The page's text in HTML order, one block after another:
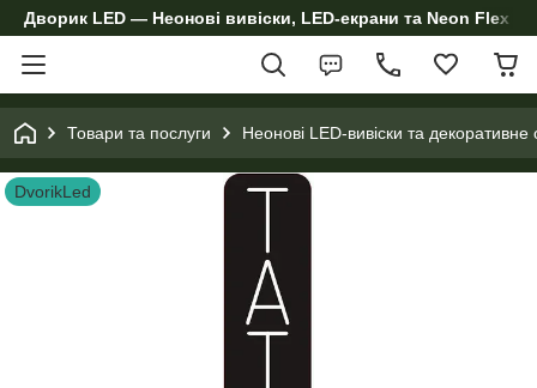
Дворик LED — Неонові вивіски, LED-екрани та Neon Flex
Товари та послуги Неонові LED-вивіски та декоративне
DvorikLed